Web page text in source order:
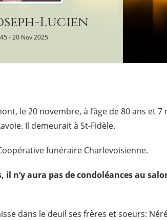
Lucien
- 20 Nov 2025
le 20 novembre, à l’âge de 80 ans
Il demeurait à St-Fidèle.
funéraire Charlevoisienne.
il n’y aura pas de condoléances au
dans le deuil ses frères et soeurs: